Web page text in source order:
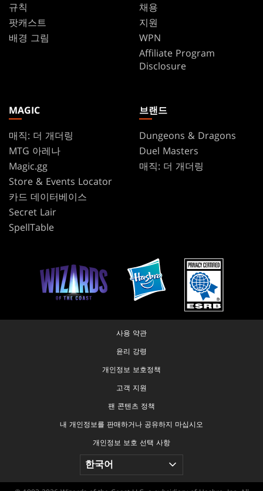
규칙
팟캐스트
배경 그림
채용
지원
WPN
Affiliate Program
Disclosure
MAGIC
매직: 더 개더링
MTG 아레나
Magic.gg
Store & Events Locator
카드 데이터베이스
Secret Lair
SpellTable
브랜드
Dungeons & Dragons
Duel Masters
매직: 더 개더링
사용 약관
윤리 강령
개인정보 보호정책
고객 지원
팬 콘텐츠 정책
내 개인정보를 판매하거나 공유하지 마십시오
개인정보 보호 선택 사항